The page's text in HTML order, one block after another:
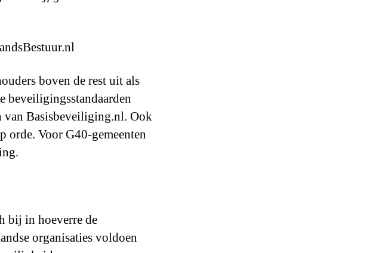
boven de rest uit als
beveiligingsstandaarden
Basisbeveiliging.nl. Ook
orde. Voor G40-gemeenten
bij in hoeverre de
organisaties voldoen